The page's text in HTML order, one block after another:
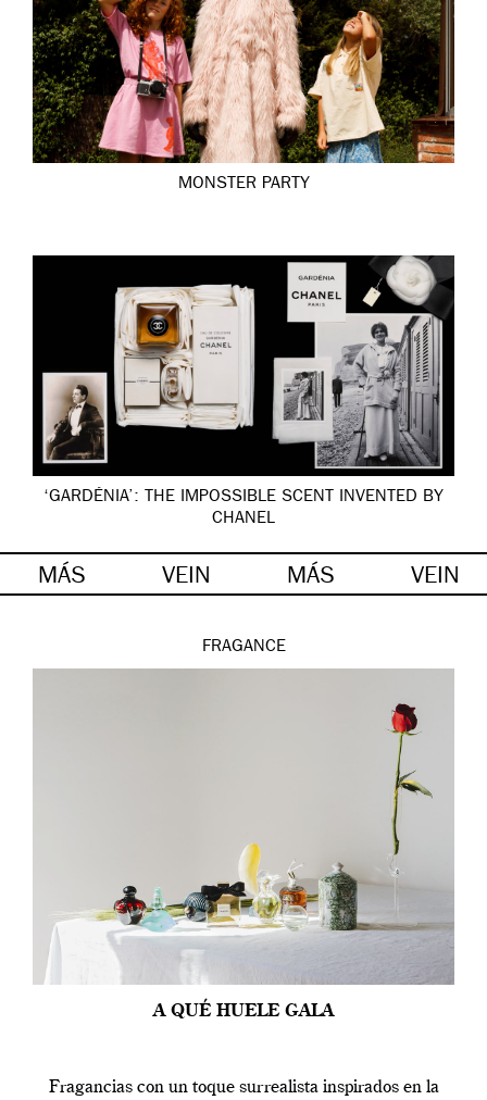
MONSTER PARTY
‘GARDÉNIA’: THE IMPOSSIBLE SCENT INVENTED BY
CHANEL
MÁS VEIN MÁS VEIN
FRAGANCE
A QUÉ HUELE GALA
Fragancias con un toque surrealista inspirados en la